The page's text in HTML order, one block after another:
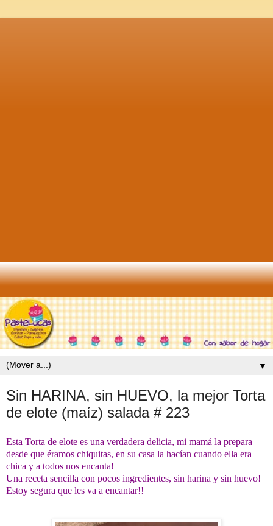
▼
Sin HARINA, sin HUEVO, la mejor Torta
de elote (maíz) salada # 223
Esta Torta de elote es una verdadera delicia, mi mamá la prepara
desde que éramos chiquitas, en su casa la hacían cuando ella era
chica y a todos nos encanta!
Una receta sencilla con pocos ingredientes, sin harina y sin huevo!
Estoy segura que les va a encantar!!